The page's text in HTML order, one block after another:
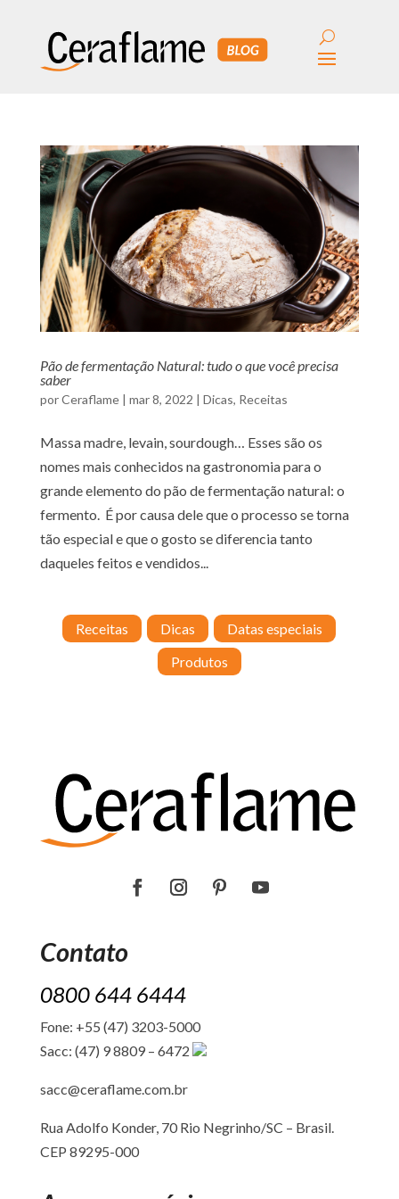
Pão de fermentação Natural: tudo o que você precisa
saber
porCeraflame| mar 8, 2022 | Dicas, Receitas
Massa madre, levain, sourdough… Esses são os
nomes mais conhecidos na gastronomia para o
grande elemento do pão de fermentação natural: o
fermento. É por causa dele que o processo se torna
tão especial e que o gosto se diferencia tanto
daqueles feitos e vendidos...
Receitas Dicas
Datas especiais
Produtos
Contato
0800 644 6444
Fone: +55 (47) 3203-5000
Sacc: (47) 9 8809 – 6472
sacc@ceraflame.com.br
Rua Adolfo Konder, 70 Rio Negrinho/SC – Brasil.
CEP 89295-000